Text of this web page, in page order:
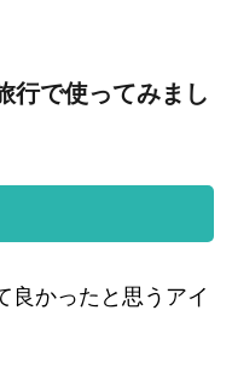
行で使ってみまし
良かったと思うアイ